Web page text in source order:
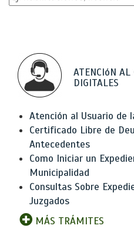
ATENCIóN AL
DIGITALES
Atención al Usuario de
Certificado Libre de
Antecedentes
Como Iniciar un
Municipalidad
Consultas Sobre
Juzgados
MÁS TRÁMITES